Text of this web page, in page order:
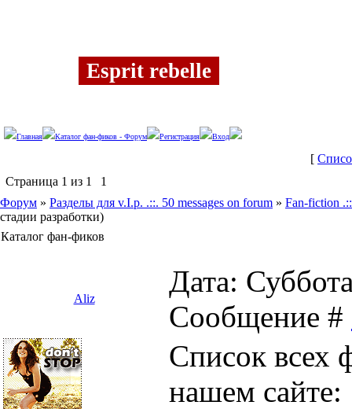
Esprit rebelle
Главная Каталог фан-фиков - Форум Регистрация Вход
[
Страница 1 из 1
1
Форум » Разделы для v.I.p. .::. 50 messages on forum » Fan-fiction
стадии разработки)
Каталог фан-фиков
Aliz
Дата:
Сообщение #
Список всех
нашем сайте: